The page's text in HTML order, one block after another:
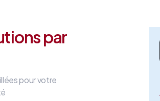
par
pour votre